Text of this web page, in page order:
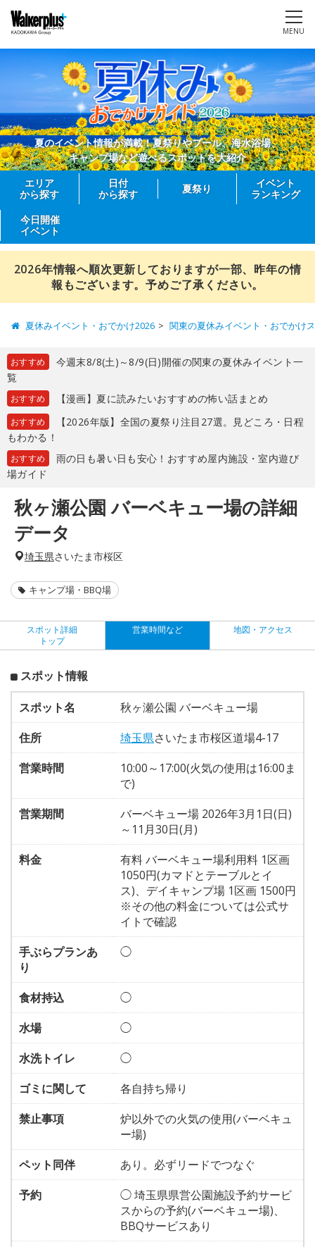
MENU
夏のイベント情報が満載！夏祭りやプール、海水浴場、
キャンプ場など遊べるスポットを大紹介
エリア
から探す
日付
から探す
夏祭り
イベント
ランキング
今日開催
イベント
2026年情報へ順次更新しておりますが一部、昨年の情
報もございます。予めご了承ください。
夏休みイベント・おでかけ2026 関東の夏休みイベント・おでかけ
おすすめ
今週末8/8(土)～8/9(日)開催の関東の夏休みイベント一
覧
おすすめ 【漫画】夏に読みたいおすすめの怖い話まとめ
おすすめ
【2026年版】全国の夏祭り注目27選。見どころ・日程
もわかる！
おすすめ
雨の日も暑い日も安心！おすすめ屋内施設・室内遊び
場ガイド
秋ヶ瀬公園 バーベキュー場の詳細
データ
埼玉県さいたま市桜区
キャンプ場・BBQ場
スポット詳細
トップ
営業時間など 地図・アクセス
スポット情報
スポット名
秋ヶ瀬公園 バーベキュー場
住所
埼玉県さいたま市桜区道場4-17
営業時間
10:00～17:00(火気の使用は16:00ま
で)
営業期間
バーベキュー場 2026年3月1日(日)
～11月30日(月)
料金
有料 バーベキュー場利用料 1区画
1050円(カマドとテーブルとイ
ス)、デイキャンプ場 1区画 1500円
※その他の料金については公式サ
イトで確認
手ぶらプランあ
り
◯
食材持込
◯
水場
◯
水洗トイレ
◯
ゴミに関して
各自持ち帰り
禁止事項
炉以外での火気の使用(バーベキュ
ー場)
ペット同伴
あり。必ずリードでつなぐ
予約
◯ 埼玉県県営公園施設予約サービ
スからの予約(バーベキュー場)、
BBQサービスあり